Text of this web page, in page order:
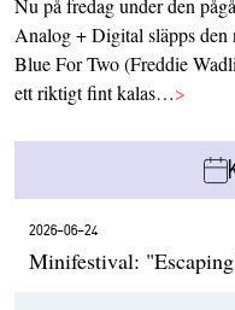
Analog + Digital släpps
Blue For Two (Freddie
ett riktigt fint kalas…>
2026-06-24
Minifestival: